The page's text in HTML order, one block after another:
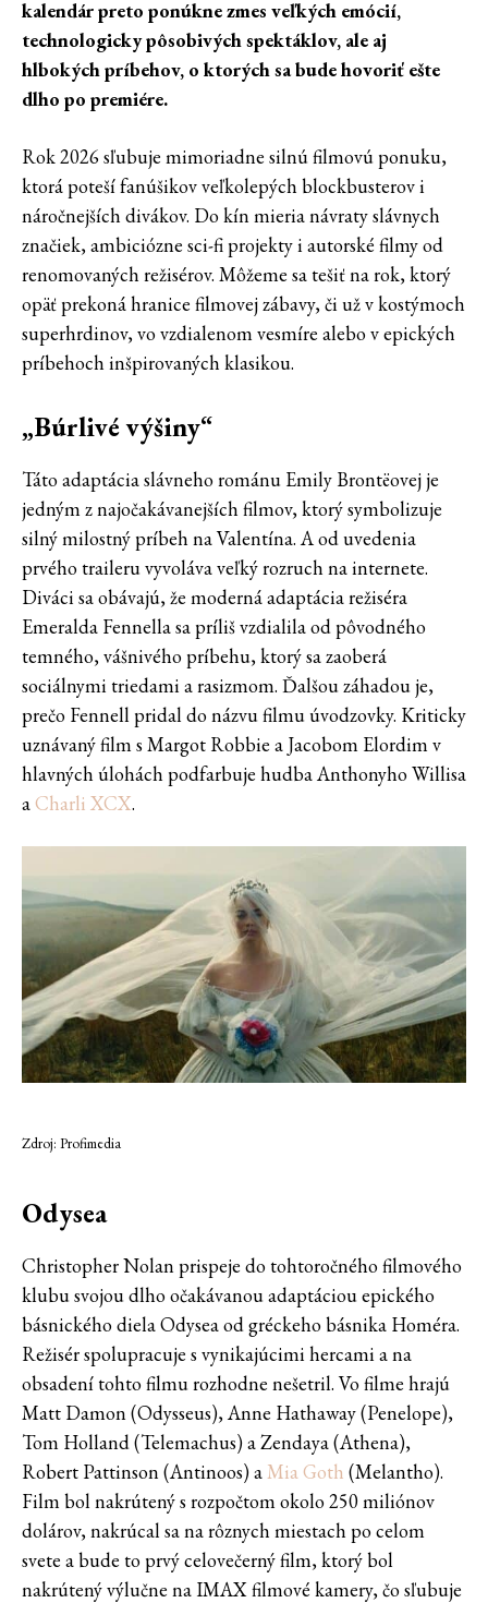
kalendár preto ponúkne zmes veľkých emócií,
technologicky pôsobivých spektáklov, ale aj
hlbokých príbehov, o ktorých sa bude hovoriť ešte
dlho po premiére.
Rok 2026 sľubuje mimoriadne silnú filmovú ponuku,
ktorá poteší fanúšikov veľkolepých blockbusterov i
náročnejších divákov. Do kín mieria návraty slávnych
značiek, ambiciózne sci-fi projekty i autorské filmy od
renomovaných režisérov. Môžeme sa tešiť na rok, ktorý
opäť prekoná hranice filmovej zábavy, či už v kostýmoch
superhrdinov, vo vzdialenom vesmíre alebo v epických
príbehoch inšpirovaných klasikou.
„Búrlivé výšiny“
Táto adaptácia slávneho románu Emily Brontëovej je
jedným z najočakávanejších filmov, ktorý symbolizuje
silný milostný príbeh na Valentína. A od uvedenia
prvého traileru vyvoláva veľký rozruch na internete.
Diváci sa obávajú, že moderná adaptácia režiséra
Emeralda Fennella sa príliš vzdialila od pôvodného
temného, vášnivého príbehu, ktorý sa zaoberá
sociálnymi triedami a rasizmom. Ďalšou záhadou je,
prečo Fennell pridal do názvu filmu úvodzovky. Kriticky
uznávaný film s Margot Robbie a Jacobom Elordim v
hlavných úlohách podfarbuje hudba Anthonyho Willisa
aCharli XCX.
Zdroj: Profimedia
Odysea
Christopher Nolan prispeje do tohtoročného filmového
klubu svojou dlho očakávanou adaptáciou epického
básnického diela Odysea od gréckeho básnika Homéra.
Režisér spolupracuje s vynikajúcimi hercami a na
obsadení tohto filmu rozhodne nešetril. Vo filme hrajú
Matt Damon (Odysseus), Anne Hathaway (Penelope),
Tom Holland (Telemachus) a Zendaya (Athena),
Robert Pattinson (Antinoos) aMia Goth (Melantho).
Film bol nakrútený s rozpočtom okolo 250 miliónov
dolárov, nakrúcal sa na rôznych miestach po celom
svete a bude to prvý celovečerný film, ktorý bol
nakrútený výlučne na IMAX filmové kamery, čo sľubuje